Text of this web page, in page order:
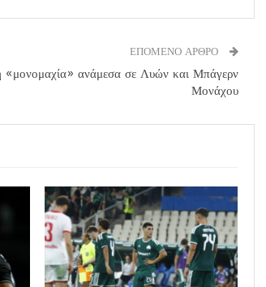
ΕΠΟΜΕΝΟ ΑΡΘΡΟ
«μονομαχία» ανάμεσα σε Λυών και Μπάγερν
Μονάχου